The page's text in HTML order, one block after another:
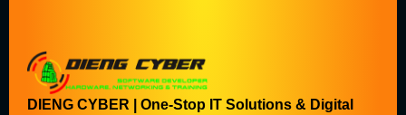
DIENG CYBER | One-Stop IT Solutions & Digital